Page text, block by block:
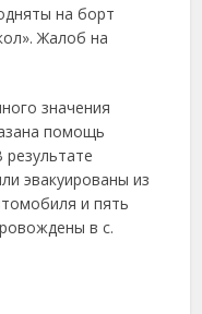
на борт
Жалоб на
значения
помощь
эвакуированы из
и пять
в с.